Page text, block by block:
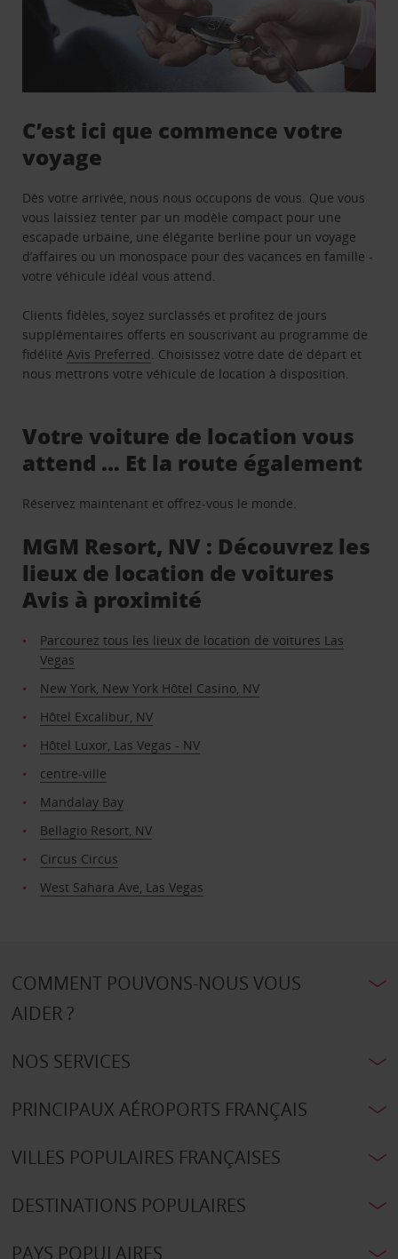
C’est ici que commence votre
voyage
Dès votre arrivée, nous nous occupons de vous. Que vous
vous laissiez tenter par un modèle compact pour une
escapade urbaine, une élégante berline pour un voyage
d’affaires ou un monospace pour des vacances en famille -
votre véhicule idéal vous attend.
Clients fidèles, soyez surclassés et profitez de jours
supplémentaires offerts en souscrivant au programme de
fidélitéAvis Preferred. Choisissez votre date de départ et
nous mettrons votre véhicule de location à disposition.
Votre voiture de location vous
attend … Et la route également
Réservez maintenant et offrez-vous le monde.
MGM Resort, NV : Découvrez les
lieux de location de voitures
Avis à proximité
Parcourez tous les lieux de location de voitures Las
Vegas
New York, New York Hôtel Casino, NV
Hôtel Excalibur, NV
Hôtel Luxor, Las Vegas - NV
centre-ville
Mandalay Bay
Bellagio Resort, NV
Circus Circus
West Sahara Ave, Las Vegas
COMMENT POUVONS-NOUS VOUS
AIDER ?
NOS SERVICES
PRINCIPAUX AÉROPORTS FRANÇAIS
VILLES POPULAIRES FRANÇAISES
DESTINATIONS POPULAIRES
PAYS POPULAIRES